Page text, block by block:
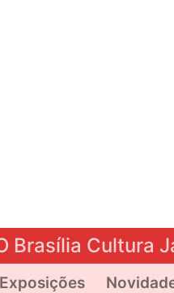
Brasília Cultura